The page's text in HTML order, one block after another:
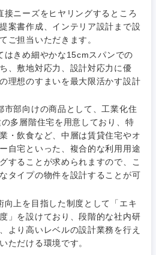
接ニーズをヒヤリングするところ
案書作成、インテリア設計まで設
ご担当いただきます。
はきめ細やかな15cmスパンでの
、敷地対応力、設計対応力に優
理想のすまいを最大限活かす設計
市部向けの商品として、工業化住
多層階住宅を用意しており、特
・飲食など、中層は賃貸住宅やオ
自宅といった、複合的な利用用途
することが求められますので、こ
タイプの物件を設計することが可
向上を目指した制度として「エキ
」を設けており、段階的な社内研
より高いレベルの設計業務を行え
ただける環境です。
事業企画・事業開発
事業管理
新規事業企画・立上げ
M&A・事業投資
経営企画
政策渉外
その他企画業務
・環境
舶
パレル・消費財
スケア・ライフサイエンス
青森県
岩手県
山形県
20代 30代
40代 50代
を入力ください
第二新卒
スタートアップ企
業